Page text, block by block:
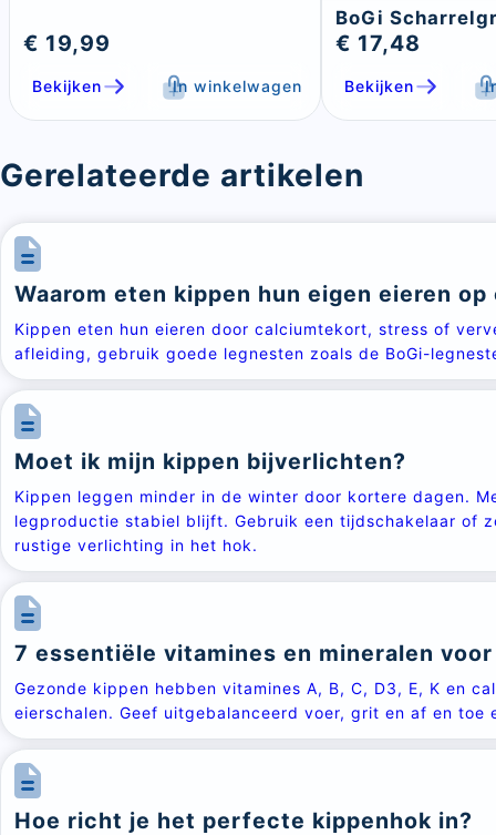
€ 19,99
Bekijken In winkelwagen
BoGi
€ 17,48
Bekijken
Gerelateerde artikelen
Waarom eten kippen hun eigen eieren
Kippen eten hun eieren door calciumtekort, stress of
afleiding, gebruik goede legnesten zoals de BoGi-
Moet ik mijn kippen bijverlichten?
Kippen leggen minder in de winter door kortere dagen.
legproductie stabiel blijft. Gebruik een tijdschakelaar of
rustige verlichting in het hok.
7 essentiële vitamines en mineralen
Gezonde kippen hebben vitamines A, B, C, D3, E, K en
eierschalen. Geef uitgebalanceerd voer, grit en af en
Hoe richt je het perfecte kippenhok in?